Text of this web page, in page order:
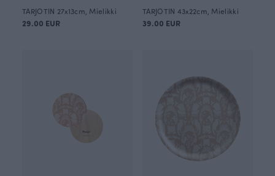
TARJOTIN 27x13cm, Mielikki
29.00 EUR
TARJOTIN 43x22cm, Mielikki
39.00 EUR